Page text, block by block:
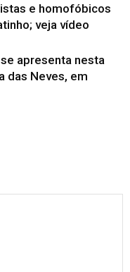
e homofóbicos
veja vídeo
apresenta nesta
das Neves, em